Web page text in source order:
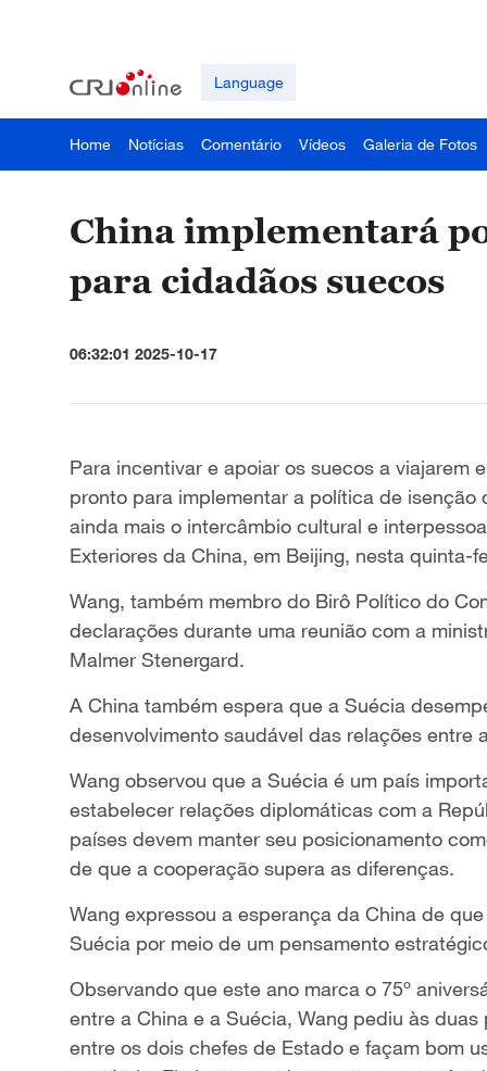
Language
Home Notícias Comentário Vídeos Galeria de Fotos
China implementará
para cidadãos suecos
06:32:01 2025-10-17
Para incentivar e apoiar os suecos a viajarem
pronto para implementar a política de
ainda mais o intercâmbio cultural e
Exteriores da China, em Beijing, nesta quinta-
Wang, também membro do Birô Político do
declarações durante uma reunião com a
Malmer Stenergard.
A China também espera que a Suécia
desenvolvimento saudável das relações entre
Wang observou que a Suécia é um país
estabelecer relações diplomáticas com a
países devem manter seu posicionamento
de que a cooperação supera as diferenças.
Wang expressou a esperança da China de
Suécia por meio de um pensamento
Observando que este ano marca o 75º
entre a China e a Suécia, Wang pediu às
entre os dois chefes de Estado e façam bom